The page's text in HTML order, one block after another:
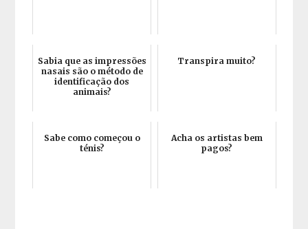
Sabia que as impressões
nasais são o método de
identificação dos
animais?
Transpira muito?
Sabe como começou o
ténis?
Acha os artistas bem
pagos?